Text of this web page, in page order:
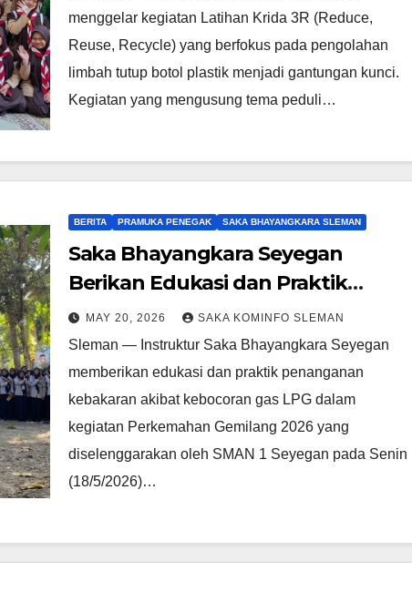
menggelar kegiatan Latihan Krida 3R (Reduce,
Reuse, Recycle) yang berfokus pada pengolahan
limbah tutup botol plastik menjadi gantungan kunci.
Kegiatan yang mengusung tema peduli…
BERITA PRAMUKA PENEGAK SAKA BHAYANGKARA SLEMAN
Saka Bhayangkara Seyegan
Berikan Edukasi dan Praktik
Pemadaman Api LPG di
Perkemahan Gemilang 2026
MAY 20, 2026 SAKA KOMINFO SLEMAN
Sleman — Instruktur Saka Bhayangkara Seyegan
memberikan edukasi dan praktik penanganan
kebakaran akibat kebocoran gas LPG dalam
kegiatan Perkemahan Gemilang 2026 yang
diselenggarakan oleh SMAN 1 Seyegan pada Senin
(18/5/2026)…